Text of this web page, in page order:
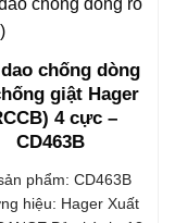
chống dòng
giật Hager
4 cực –
CD463B
phẩm: CD463B
hiệu: Hager Xuất